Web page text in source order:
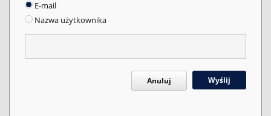
E-mail
Nazwa użytkownika
Anuluj Wyślij